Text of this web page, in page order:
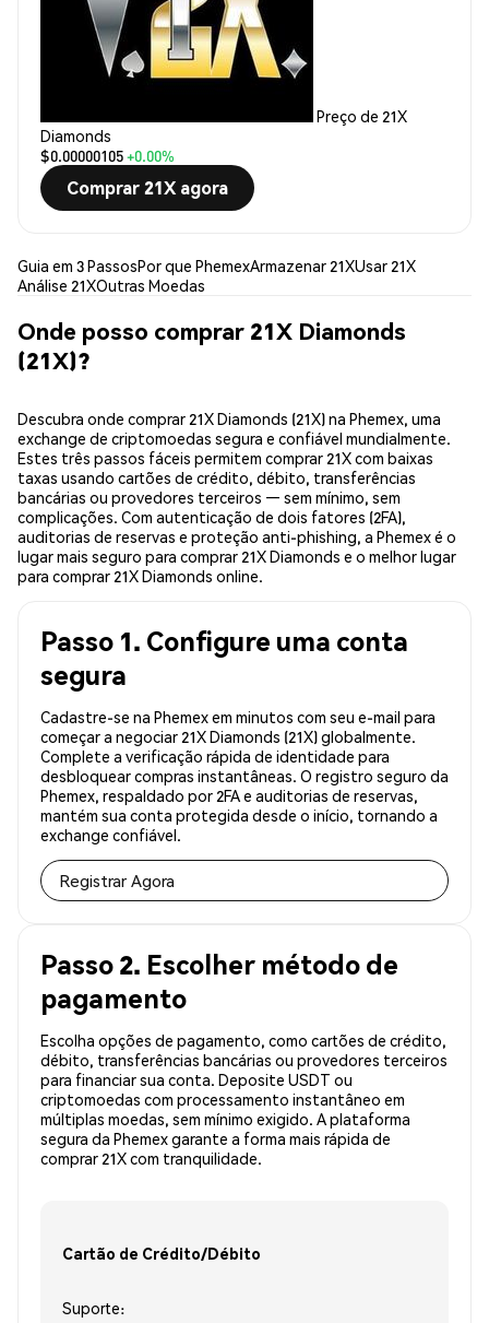
Preço de 21X
Diamonds
$0.00000105+0.00%
Comprar 21X agora
Guia em 3 PassosPor que PhemexArmazenar 21XUsar 21X
Análise 21XOutras Moedas
Onde posso comprar 21X Diamonds
(21X)?
Descubra onde comprar 21X Diamonds (21X) na Phemex, uma
exchange de criptomoedas segura e confiável mundialmente.
Estes três passos fáceis permitem comprar 21X com baixas
taxas usando cartões de crédito, débito, transferências
bancárias ou provedores terceiros — sem mínimo, sem
complicações. Com autenticação de dois fatores (2FA),
auditorias de reservas e proteção anti-phishing, a Phemex é o
lugar mais seguro para comprar 21X Diamonds e o melhor lugar
para comprar 21X Diamonds online.
Passo 1. Configure uma conta
segura
Cadastre-se na Phemex em minutos com seu e-mail para
começar a negociar 21X Diamonds (21X) globalmente.
Complete a verificação rápida de identidade para
desbloquear compras instantâneas. O registro seguro da
Phemex, respaldado por 2FA e auditorias de reservas,
mantém sua conta protegida desde o início, tornando a
exchange confiável.
Registrar Agora
Passo 2. Escolher método de
pagamento
Escolha opções de pagamento, como cartões de crédito,
débito, transferências bancárias ou provedores terceiros
para financiar sua conta. Deposite USDT ou
criptomoedas com processamento instantâneo em
múltiplas moedas, sem mínimo exigido. A plataforma
segura da Phemex garante a forma mais rápida de
comprar 21X com tranquilidade.
Cartão de Crédito/Débito
Suporte: